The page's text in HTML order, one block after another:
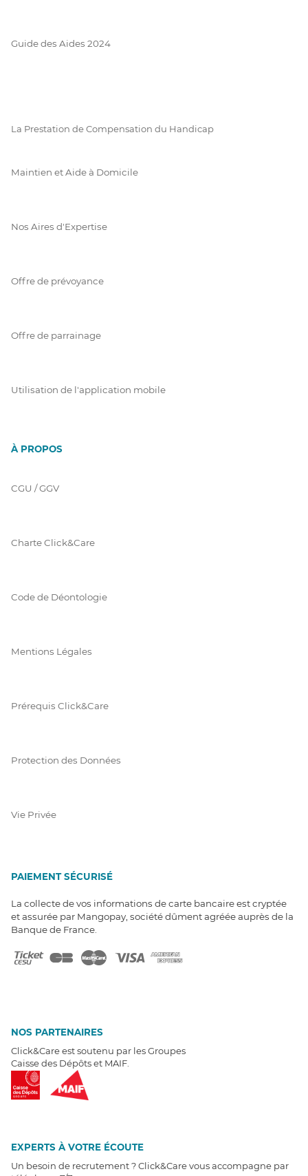
Guide des Aides 2024
La Prestation de Compensation du Handicap
Maintien et Aide à Domicile
Nos Aires d'Expertise
Offre de prévoyance
Offre de parrainage
Utilisation de l'application mobile
À PROPOS
CGU / GGV
Charte Click&Care
Code de Déontologie
Mentions Légales
Prérequis Click&Care
Protection des Données
Vie Privée
PAIEMENT SÉCURISÉ
La collecte de vos informations de carte bancaire est cryptée
et assurée par Mangopay, société dûment agréée auprès de la
Banque de France.
NOS PARTENAIRES
Click&Care est soutenu par les Groupes
Caisse des Dépôts et MAIF.
EXPERTS À VOTRE ÉCOUTE
Un besoin de recrutement ? Click&Care vous accompagne par